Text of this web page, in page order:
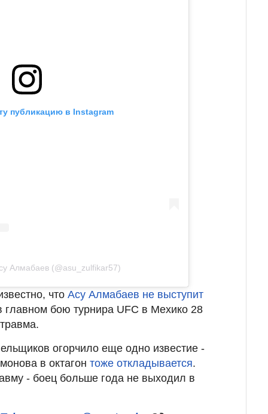
публикацию в Instagram
Алмабаев (@asu_zulfikar57)
что Асу Алмабаев не выступит
бою турнира UFC в Мехико 28
огорчило еще одно известие -
в октагон тоже откладывается.
- боец больше года не выходил в